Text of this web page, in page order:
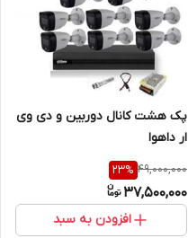
پک هشت کانال دوربین و دی وی
ار داهوا
49,000,000
23%
37,500,000
افزودن به سبد